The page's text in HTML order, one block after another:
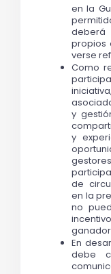
en la
propios
verse
Como
y
y
de
en la
no
En
debe